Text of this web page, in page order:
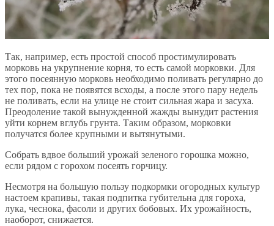
Так, например, есть простой способ простимулировать
морковь на укрупнение корня, то есть самой морковки. Для
этого посеянную морковь необходимо поливать регулярно до
тех пор, пока не появятся всходы, а после этого пару недель
не поливать, если на улице не стоит сильная жара и засуха.
Преодоление такой вынужденной жажды вынудит растения
уйти корнем вглубь грунта. Таким образом, морковки
получатся более крупными и вытянутыми.
Собрать вдвое больший урожай зеленого горошка можно,
если рядом с горохом посеять горчицу.
Несмотря на большую пользу подкормки огородных культур
настоем крапивы, такая подпитка губительна для гороха,
лука, чеснока, фасоли и других бобовых. Их урожайность,
наоборот, снижается.